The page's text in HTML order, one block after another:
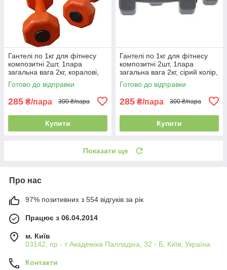
Гантелі по 1кг для фітнесу
композитні 2шт, 1пара
загальна вага 2кг, коралові,
Україна
Готово до відправки
285 ₴/пара 300 ₴/пара
Купити
Гантелі по 1кг для фітнесу
композитні 2шт, 1пара
загальна вага 2кг, сірий колір,
Україна
Готово до відправки
285 ₴/пара 300 ₴/пара
Купити
Показати ще
Про нас
97% позитивних з 554 відгуків за рік
Працює з 06.04.2014
м. Київ
03142, пр - т Академіка Палладіна, 32 - Б, Київ, Україна
Контакти